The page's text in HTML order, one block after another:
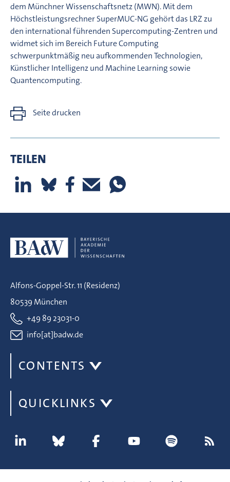
dem Münchner Wissenschaftsnetz (MWN). Mit dem
Höchstleistungsrechner SuperMUC-NG gehört das LRZ zu
den international führenden Supercomputing-Zentren und
widmet sich im Bereich Future Computing
schwerpunktmäßig neu aufkommenden Technologien,
Künstlicher Intelligenz und Machine Learning sowie
Quantencomputing.
Seite drucken
TEILEN
Alfons-Goppel-Str. 11 (Residenz)
80539 München
+49 89 23031-0
info[at]badw.de
CONTENTS
QUICKLINKS